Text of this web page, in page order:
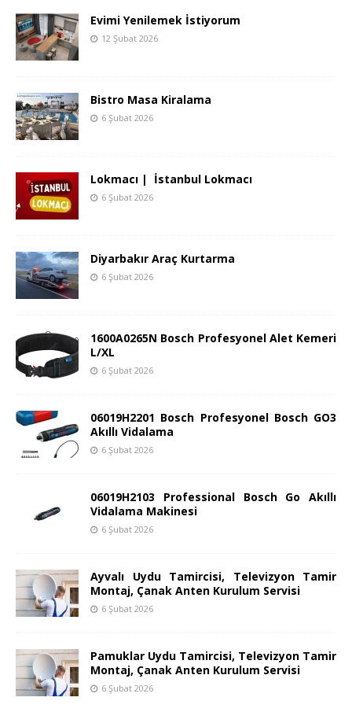
Evimi Yenilemek İstiyorum
12 Şubat 2026
Bistro Masa Kiralama
6 Şubat 2026
Lokmacı | İstanbul Lokmacı
6 Şubat 2026
Diyarbakır Araç Kurtarma
6 Şubat 2026
1600A0265N Bosch Profesyonel Alet Kemeri
L/XL
6 Şubat 2026
06019H2201 Bosch Profesyonel Bosch GO3
Akıllı Vidalama
6 Şubat 2026
06019H2103 Professional Bosch Go Akıllı
Vidalama Makinesi
6 Şubat 2026
Ayvalı Uydu Tamircisi, Televizyon Tamir
Montaj, Çanak Anten Kurulum Servisi
6 Şubat 2026
Pamuklar Uydu Tamircisi, Televizyon Tamir
Montaj, Çanak Anten Kurulum Servisi
6 Şubat 2026